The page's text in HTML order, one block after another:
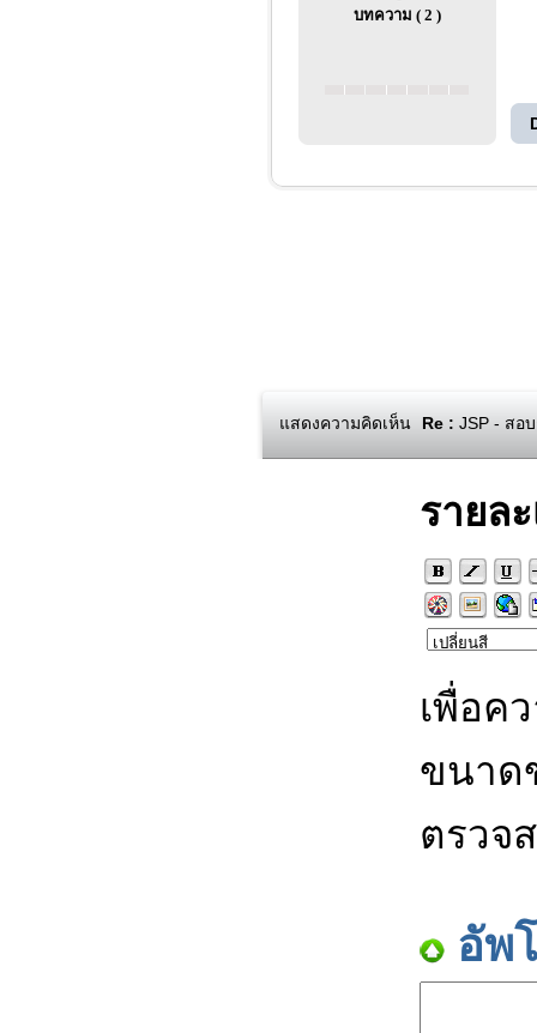
บทความ ( 2 )
แสดงความคิดเห็น Re : JSP - สอ
รายล
เพื่อค
ขนาด
ตรวจ
อัพ